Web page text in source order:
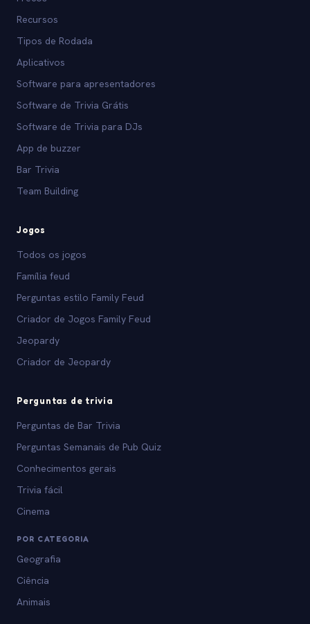
Recursos
Tipos de Rodada
Aplicativos
Software para apresentadores
Software de Trivia Grátis
Software de Trivia para DJs
App de buzzer
Bar Trivia
Team Building
Jogos
Todos os jogos
Família feud
Perguntas estilo Family Feud
Criador de Jogos Family Feud
Jeopardy
Criador de Jeopardy
Perguntas de trivia
Perguntas de Bar Trivia
Perguntas Semanais de Pub Quiz
Conhecimentos gerais
Trivia fácil
Cinema
POR CATEGORIA
Geografia
Ciência
Animais